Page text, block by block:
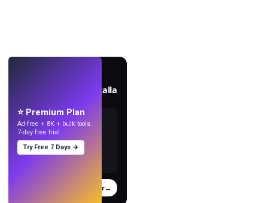
Crea fondos de pantalla
Probar →
⭐ Premium Plan
Ad-free + 8K + bulk tools.
7-day free trial.
Try Free 7 Days →